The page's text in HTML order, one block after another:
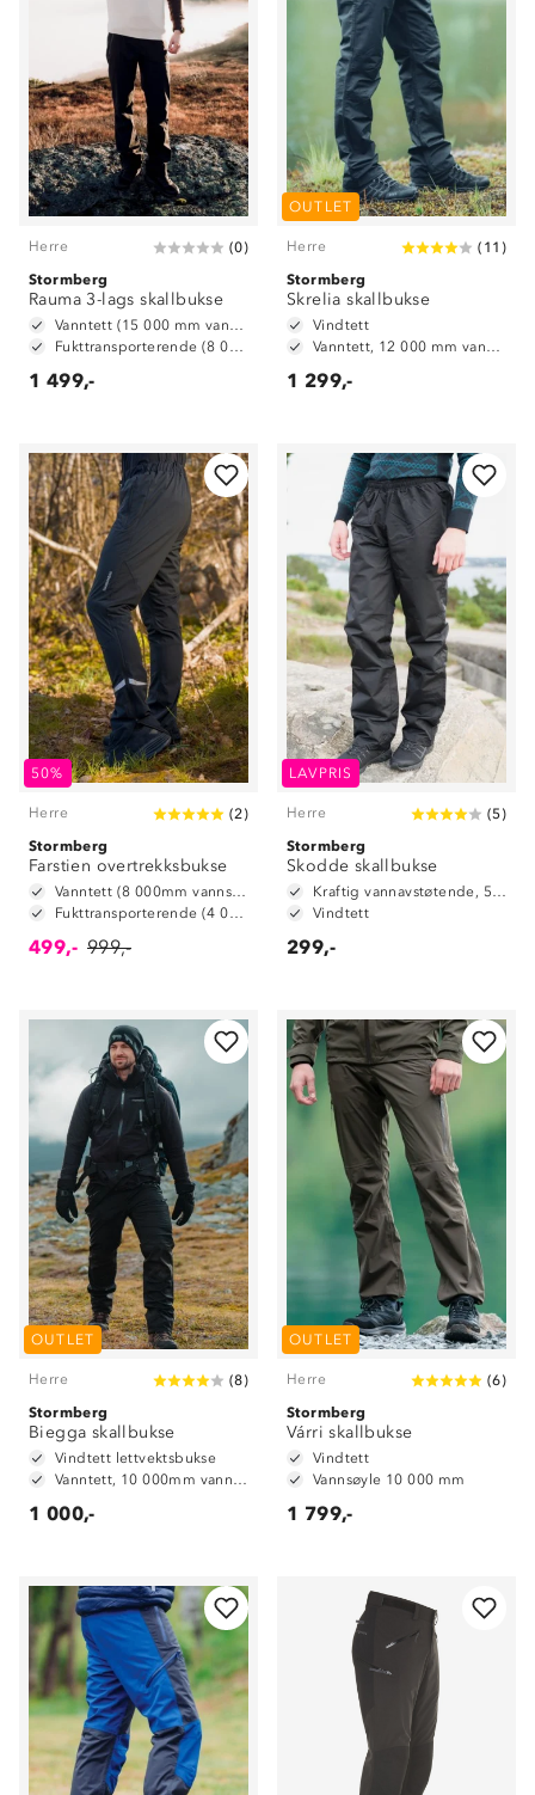
Herre (0)
Stormberg
Rauma 3-lags skallbukse
Vanntett (15 000 mm vansøyle)
Fukttransporterende (8 000 mm g/ m2/ 24t)
1 499,-
OUTLET
Herre ( 11 )
Stormberg
Skrelia skallbukse
Vindtett
Vanntett, 12 000 mm vannsøyle
1 299,-
50%
Herre (2)
Stormberg
Farstien overtrekksbukse
Vanntett (8 000mm vannsøyle)
Fukttransporterende (4 000 g/m2/24t)
499,- 999,-
LAVPRIS
Herre (5)
Stormberg
Skodde skallbukse
Kraftig vannavstøtende, 5000mm vannsøyle
Vindtett
299,-
OUTLET
Herre (8)
Stormberg
Biegga skallbukse
Vindtett lettvektsbukse
Vanntett, 10 000mm vannsøyle
1 000,-
OUTLET
Herre (6)
Stormberg
Várri skallbukse
Vindtett
Vannsøyle 10 000 mm
1 799,-